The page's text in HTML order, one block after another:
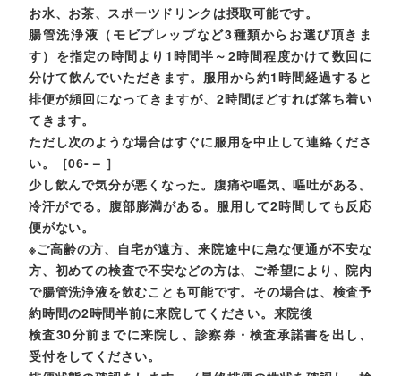
お水、お茶、スポーツドリンクは摂取可能です。
腸管洗浄液（モビプレップなど3種類からお選び頂きま
す）を指定の時間より1時間半～2時間程度かけて数回に
分けて飲んでいただきます。服用から約1時間経過すると
排便が頻回になってきますが、2時間ほどすれば落ち着い
てきます。
ただし次のような場合はすぐに服用を中止して連絡くださ
い。［06- – ］
少し飲んで気分が悪くなった。腹痛や嘔気、嘔吐がある。
冷汗がでる。腹部膨満がある。服用して2時間しても反応
便がない。
※ご高齢の方、自宅が遠方、来院途中に急な便通が不安な
方、初めての検査で不安などの方は、ご希望により、院内
で腸管洗浄液を飲むことも可能です。その場合は、検査予
約時間の2時間半前に来院してください。 来院後
検査30分前までに来院し、診察券・検査承諾書を出し、
受付をしてください。